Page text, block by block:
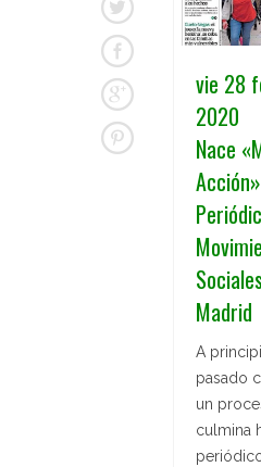
vie 28
2020
Nace
Acción»
Madrid
A
pasado
un
culmina